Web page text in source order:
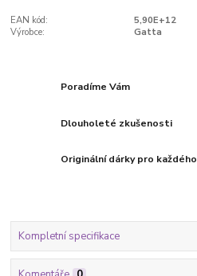
EAN kód:
5,90E+12
Výrobce:
Gatta
Poradíme Vám
Dlouholeté zkušenosti
Originální dárky pro každého
Kompletní specifikace